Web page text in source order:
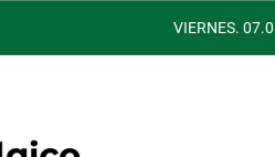
VIERNES.